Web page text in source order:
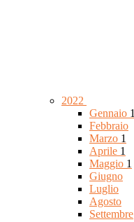
2022
Gennaio 1
Febbraio
Marzo 1
Aprile 1
Maggio 1
Giugno
Luglio
Agosto
Settembre